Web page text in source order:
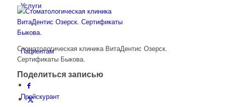
Услуги
Пациентам
Прейскурант
Стоматологическая клиника ВитаДентис Озерск.
Сертификаты Быкова.
Поделиться записью